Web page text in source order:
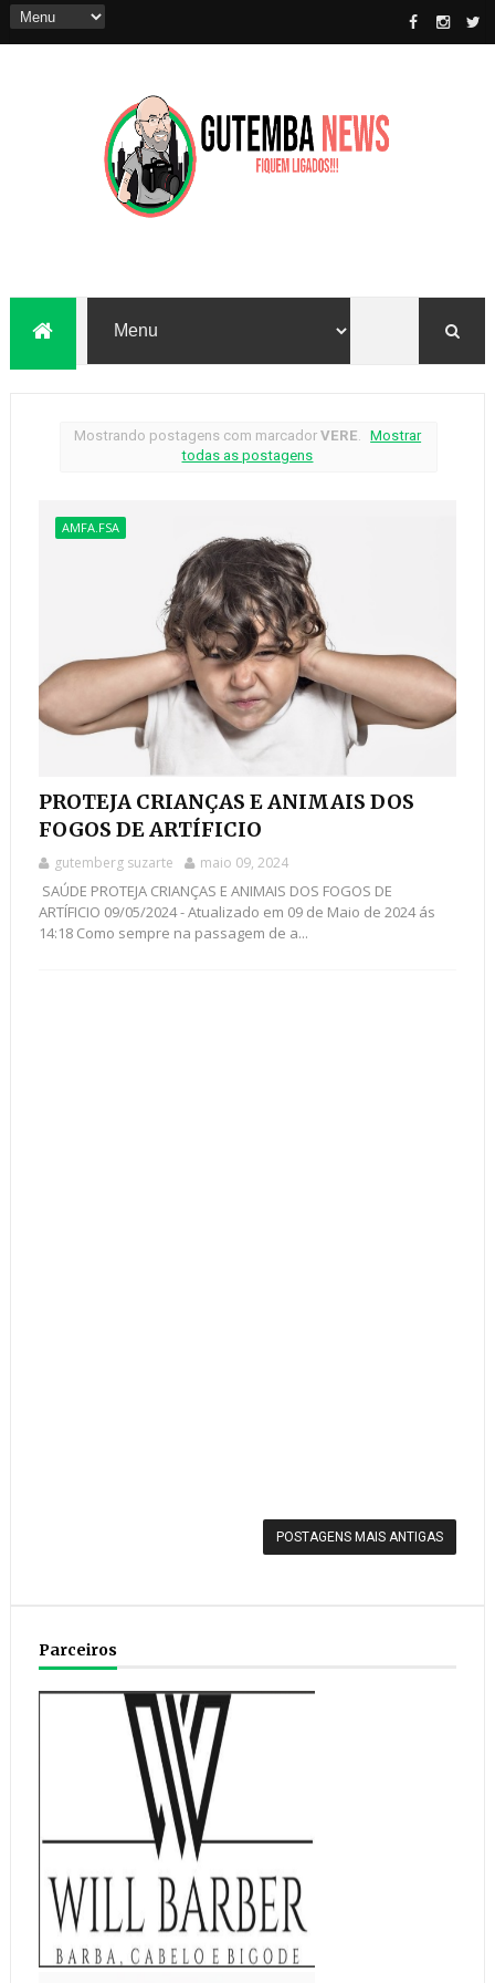
Mostrando postagens com marcador VERE
Mostrar
todas as postagens
AMFA.FSA
PROTEJA CRIANÇAS E ANIMAIS DOS
FOGOS DE ARTÍFICIO
gutemberg suzarte maio 09, 2024
SAÚDE PROTEJA CRIANÇAS E ANIMAIS DOS FOGOS DE
ARTÍFICIO 09/05/2024 - Atualizado em 09 de Maio de 2024 ás
14:18 Como sempre na passagem de a...
POSTAGENS MAIS ANTIGAS
Parceiros